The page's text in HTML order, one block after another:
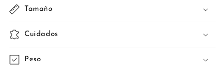
Tamaño
Cuidados
Peso